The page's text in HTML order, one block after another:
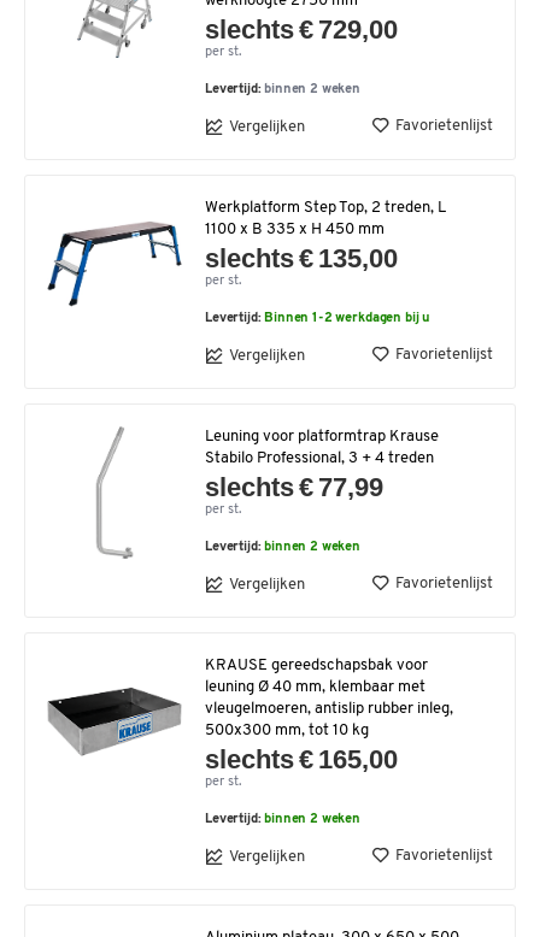
slechts € 729,00
per st.
Levertijd: binnen 2 weken
Vergelijken Favorietenlijst
Werkplatform Step Top, 2 treden, L
1100 x B 335 x H 450 mm
slechts € 135,00
per st.
Levertijd: Binnen 1-2 werkdagen bij u
Vergelijken Favorietenlijst
Leuning voor platformtrap Krause
Stabilo Professional, 3 + 4 treden
slechts € 77,99
per st.
Levertijd: binnen 2 weken
Vergelijken Favorietenlijst
KRAUSE gereedschapsbak voor
leuning Ø 40 mm, klembaar met
vleugelmoeren, antislip rubber inleg,
500x300 mm, tot 10 kg
slechts € 165,00
per st.
Levertijd: binnen 2 weken
Vergelijken Favorietenlijst